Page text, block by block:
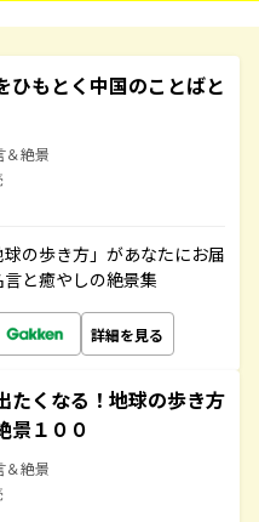
ひもとく中国のことばと
＆絶景
の歩き方」があなたにお届
と癒やしの絶景集
詳細を見る
たくなる！地球の歩き方
景１００
＆絶景